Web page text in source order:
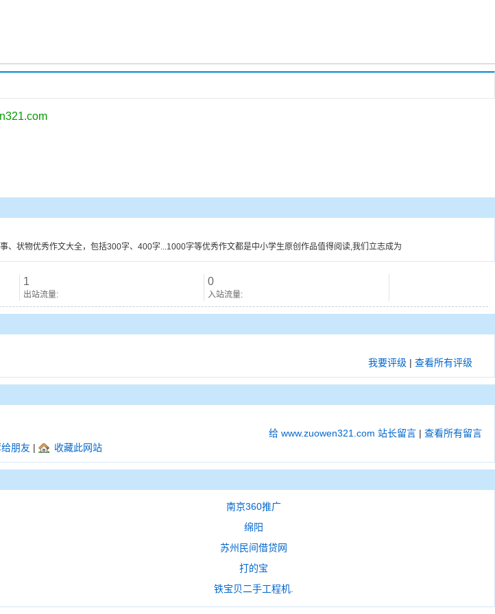
状物优秀作文大全，包括300字、400字...1000字等优秀作文都是中小学生原创作品值得阅读,我们立志成为
1
出站流量:
0
入站流量:
我要评级 | 查看所有评级
给 www.zuowen321.com 站长留言 | 查看所有留言
朋友 | 收藏此网站
南京360推广
绵阳
苏州民间借贷网
打的宝
铁宝贝二手工程机.